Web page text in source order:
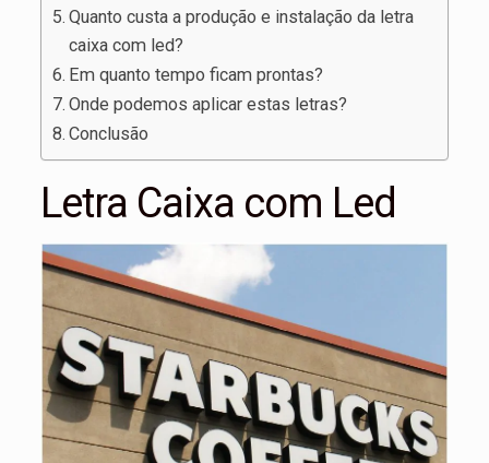
Quanto custa a produção e instalação da letra
caixa com led?
Em quanto tempo ficam prontas?
Onde podemos aplicar estas letras?
Conclusão
Letra Caixa com Led